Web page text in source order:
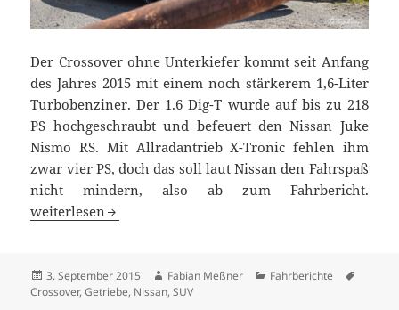
Der Crossover ohne Unterkiefer kommt seit Anfang
des Jahres 2015 mit einem noch stärkerem 1,6-Liter
Turbobenziner. Der 1.6 Dig-T wurde auf bis zu 218
PS hochgeschraubt und befeuert den Nissan Juke
Nismo RS. Mit Allradantrieb X-Tronic fehlen ihm
zwar vier PS, doch das soll laut Nissan den Fahrspaß
nicht mindern, also ab zum Fahrbericht.
Der Sohn des GT-R: Nissan Juke Nismo RS
weiterlesen
Veröffentlicht
am
3. September 2015 Autor
Fabian Meßner Kategorien
Fahrberichte
Crossover,Getriebe, Nissan,SUV